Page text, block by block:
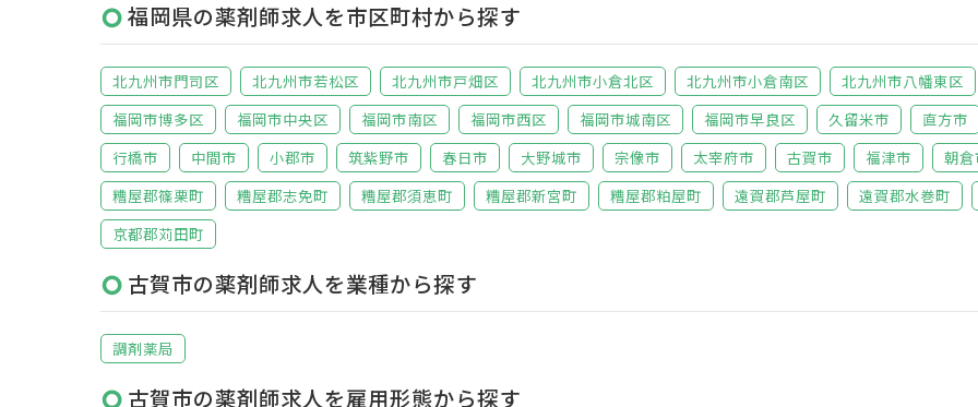
福岡県の薬剤師求人を市区町村から探す
北九州市門司区 北九州市若松区 北九州市戸畑区 北九州市小倉北区 北九州市小倉南区
北九州市八幡東区
福岡市博多区
福岡市中央区 福岡市南区 福岡市西区 福岡市城南区 福岡市早良区 久留米市
直方市
行橋市
中間市 小郡市 筑紫野市 春日市 大野城市 宗像市 太宰府市 古賀市 福津市
朝
糟屋郡篠栗町
糟屋郡志免町 糟屋郡須恵町 糟屋郡新宮町 糟屋郡粕屋町 遠賀郡芦屋町
遠賀郡水巻町
京都郡苅田町
古賀市の薬剤師求人を業種から探す
調剤薬局
古賀市の薬剤師求人を雇用形態から探す